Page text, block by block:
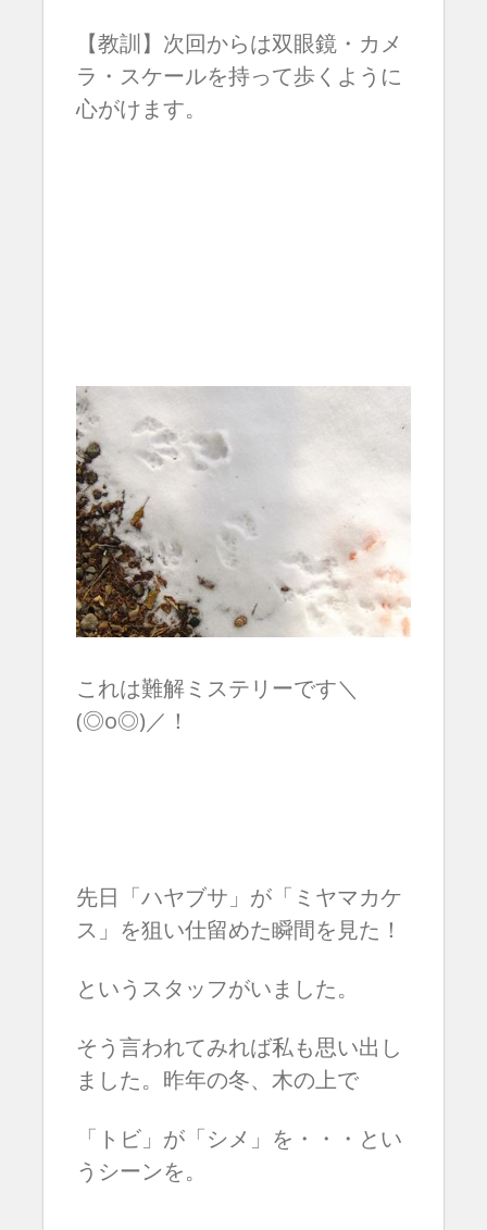
【教訓】次回からは双眼鏡・カメ
ラ・スケールを持って歩くように
心がけます。
これは難解ミステリーです＼
(◎o◎)／！
先日「ハヤブサ」が「ミヤマカケ
ス」を狙い仕留めた瞬間を見た！
というスタッフがいました。
そう言われてみれば私も思い出し
ました。昨年の冬、木の上で
「トビ」が「シメ」を・・・とい
うシーンを。